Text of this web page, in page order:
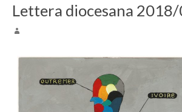
Lettera diocesana